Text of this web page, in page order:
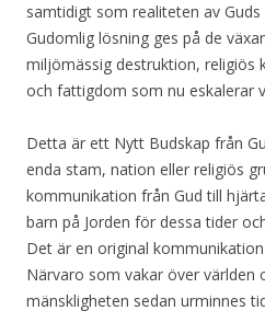
samtidigt som realiteten av
Gudomlig lösning ges på de
miljömässig destruktion, religiös
och fattigdom som nu eskalerar
Detta är ett Nytt Budskap från
enda stam, nation eller religiös
kommunikation från Gud till
barn på Jorden för dessa tider
Det är en original
Närvaro som vakar över världen
mänskligheten sedan urminnes